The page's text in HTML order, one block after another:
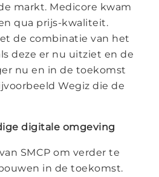
markt. Medicore kwam
qua prijs-kwaliteit.
de combinatie van het
deze er nu uitziet en de
nu en in de toekomst
Wegiz die de
digitale omgeving
SMCP om verder te
in de toekomst.